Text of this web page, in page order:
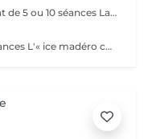
Prestation disponible en abonnement de 5 ou 10 séances La madérothérapie est un massage qui vise spécifiquement la cellulite. Cette thérapie par le bois utilise des instruments, comme des roues crantées, pour masser les tissus adipeux et favoriser l'élimination de la graisse et de la cellulite. Ce massage est agréable à recevoir et complet. Il draine, lisse et sculpte. 1 zone = jambes entières ou ventre/dos/bras
Soin disponible en cure de 5 ou 10 séances L'« ice madéro corps » est une technique de soin esthétique qui combine la madérothérapie (massage avec des outils en bois) avec des instruments givrés ou métalliques. Ce soin vise à raffermir, drainer et tonifier le corps en combinant les effets du froid, qui stimule la circulation et la dépense calorique, avec les bienfaits remodelants et détoxifiants de la madérothérapie. Fonctionnement: -Froid : L'utilisation d'instruments froids et de produits spécifiques (comme une "Ice'Crème" à base de plantes, d'huiles essentielles et d'argiles) déclenche un processus de thermogénèse. -Thermogénèse : Le corps dépense de l'énergie pour se réchauffer, mobilisant ainsi les graisses et contribuant à un effet amincissant et sculptant. -Madérothérapie : Les outils en bois ou en métal sont utilisés pour masser, drainer et remodeler le corps. -Résultats : Cela permet de stimuler la circulation sanguine et lymphatique, de réduire la cellulite, de lisser la peau et d'apporter une sensation de légèreté et de détente. Bienfaits: -Remodelage et raffermissement : Aide à sculpter le corps et à améliorer l'élasticité de la peau. -Drainage et détox : Améliore la circulation lymphatique et aide à éliminer les toxines. -Réduction de la cellulite : Atténue l'effet peau d'orange. -Détente : Apaise les tensions physiques et procure une sensation de relaxation profonde. -Stimulation métabolique : Le froid augmente la dépense calorique et favorise le déstockage des graisses. 1 zone = bas ou haut du corps